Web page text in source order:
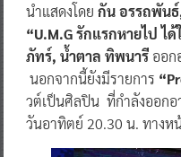
นำแสดงโดย กัน อรรถพัน
“U.M.G รักแรกหายไป ได้
ภัทร์, น้ำตาล ทิพนารี ออก
นอกจากนี้ยังมีรายการ
วต์เป็นศิลปิน ที่กำลังออก
วันอาทิตย์ 20.30 น. ทางห